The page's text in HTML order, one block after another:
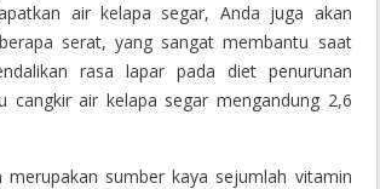
air kelapa segar, Anda juga akan
serat, yang sangat membantu saat
rasa lapar pada diet penurunan
cangkir air kelapa segar mengandung 2,6
merupakan sumber kaya sejumlah vitamin